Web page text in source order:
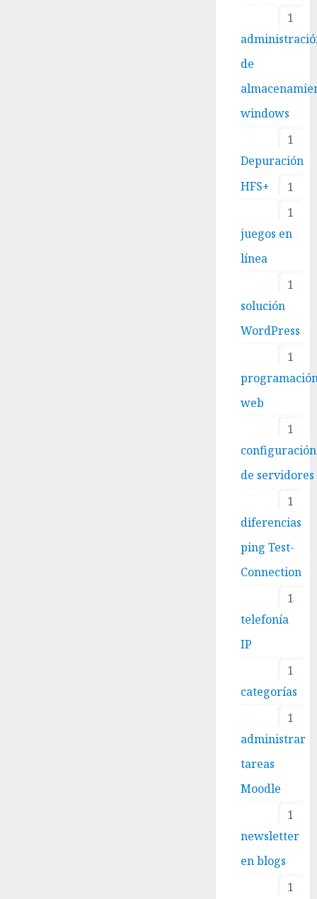
1
de
windows
1
Depuración
1
HFS+
1
juegos en
línea
1
solución
WordPress
1
web
1
configuración
de servidores
1
diferencias
ping Test-
Connection
1
telefonía
IP
1
categorías
1
administrar
tareas
Moodle
1
newsletter
en blogs
1